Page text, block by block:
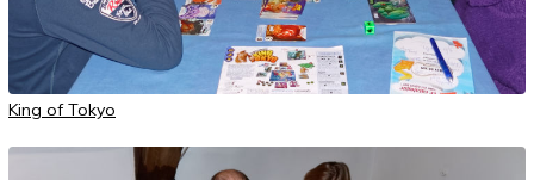
King of Tokyo